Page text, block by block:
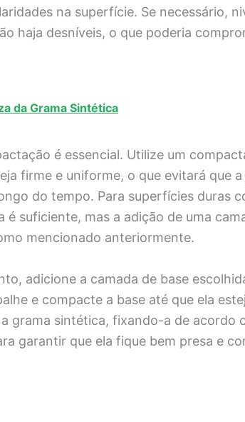
na superfície. Se necessário,
haja desníveis, o que poderia
da Grama Sintética
é essencial. Utilize um
firme e uniforme, o que evitará que a
do tempo. Para superfícies duras
suficiente, mas a adição de uma
mencionado anteriormente.
adicione a camada de base
e compacte a base até que ela
grama sintética, fixando-a de acordo
garantir que ela fique bem presa e